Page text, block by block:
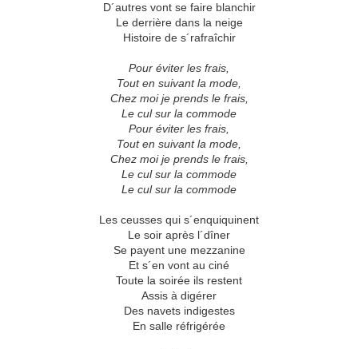
D´autres vont se faire blanchir
Le derrière dans la neige
Histoire de s´rafraîchir
Pour éviter les frais,
Tout en suivant la mode,
Chez moi je prends le frais,
Le cul sur la commode
Pour éviter les frais,
Tout en suivant la mode,
Chez moi je prends le frais,
Le cul sur la commode
Le cul sur la commode
Les ceusses qui s´enquiquinent
Le soir après l´dîner
Se payent une mezzanine
Et s´en vont au ciné
Toute la soirée ils restent
Assis à digérer
Des navets indigestes
En salle réfrigérée